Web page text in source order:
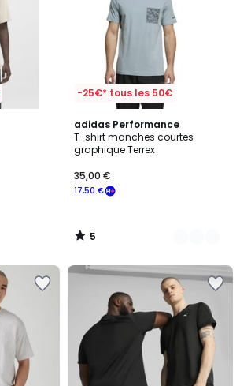
-25€* tous les 50€
adidas Performance
T-shirt manches courtes
graphique Terrex
17,50 €
35,00 €
5
/
5
2
Couleurs
5
/